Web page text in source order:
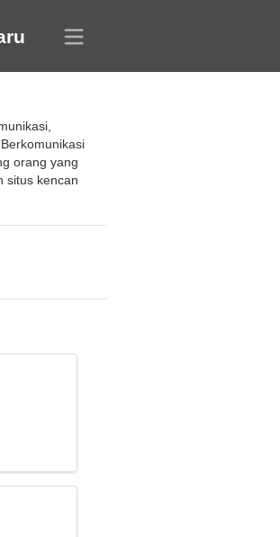
orang yang
situs kencan